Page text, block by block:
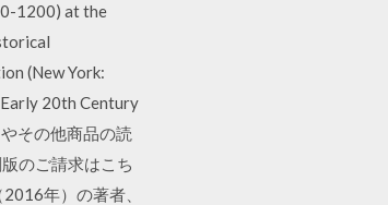
1200) at the
(New York:
20th Century
その他商品の読
のご請求はこち
年）の著者、